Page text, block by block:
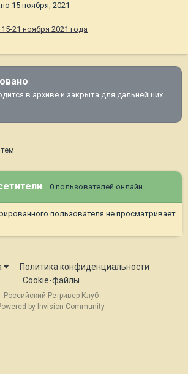
15 ноября, 2021
21 ноября 2021 года
в архиве и закрыта для дальнейших
0 пользователей онлайн
пользователя не просматривает
Политика конфиденциальности
Cookie-файлы
Российский Ретривер Клуб
by Invision Community